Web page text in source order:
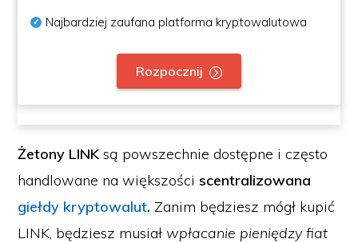
Najbardziej zaufana platforma kryptowalutowa
Rozpocznij
Żetony LINKsą powszechnie dostępne i często
handlowane na większościscentralizowana
giełdy kryptowalut. Zanim będziesz mógł kupić
LINK, będziesz musiał wpłacanie pieniędzy fiat